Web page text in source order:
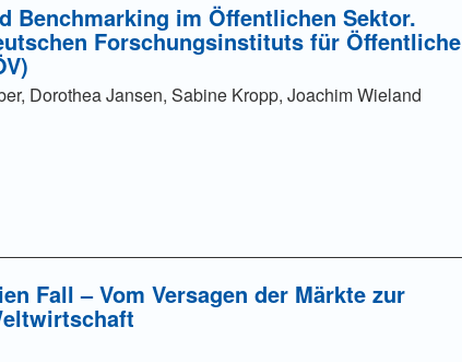
Benchmarking im Öffentlichen Sektor.
Forschungsinstituts für Öffentliche
Dorothea Jansen, Sabine Kropp, Joachim Wieland
Fall – Vom Versagen der Märkte zur